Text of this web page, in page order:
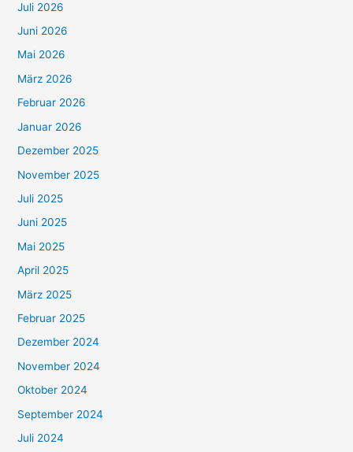
Juli 2026
Juni 2026
Mai 2026
März 2026
Februar 2026
Januar 2026
Dezember 2025
November 2025
Juli 2025
Juni 2025
Mai 2025
April 2025
März 2025
Februar 2025
Dezember 2024
November 2024
Oktober 2024
September 2024
Juli 2024